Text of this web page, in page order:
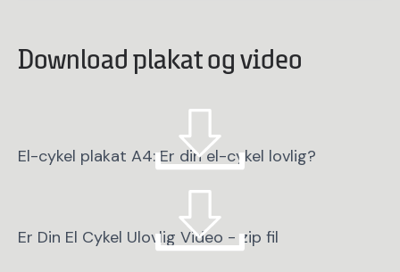
Download plakat og video
El-cykel plakat A4: Er din el-cykel lovlig?
Er Din El Cykel Ulovlig Video - zip fil